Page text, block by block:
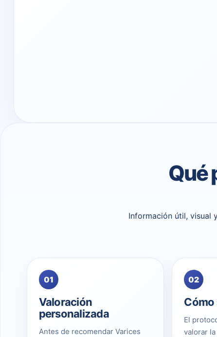
Qué
Información útil, visual
01
Valoración
personalizada
Antes de recomendar Varices
02
Cómo
El
valorar